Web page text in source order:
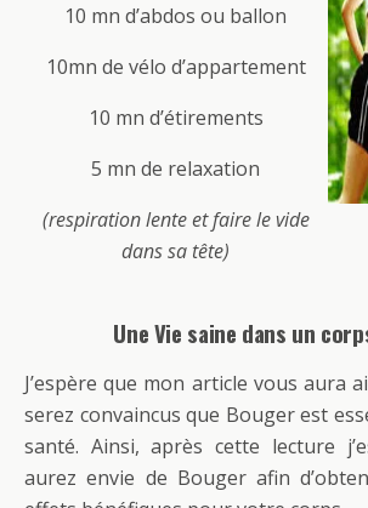
10 mn d’abdos ou ballon
10mn de vélo d’appartement
10 mn d’étirements
5 mn de relaxation
(respiration lente et faire le vide
dans sa tête)
Une Vie saine dans un
J’espère que mon article vous aura
serez convaincus que Bouger est
santé. Ainsi, après cette lecture
aurez envie de Bouger afin